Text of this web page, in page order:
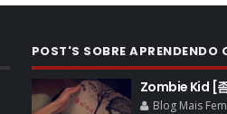
POST'S SOBRE APRENDENDO
Zombie Kid [
Blog Mais